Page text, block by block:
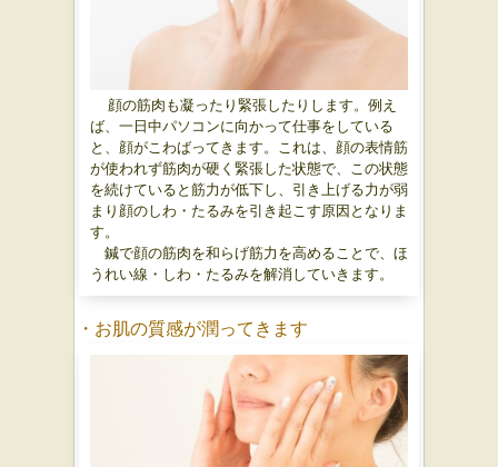
顔の筋肉も凝ったり緊張したりします。例え
ば、一日中パソコンに向かって仕事をしている
と、顔がこわばってきます。これは、顔の表情筋
が使われず筋肉が硬く緊張した状態で、この状態
を続けていると筋力が低下し、引き上げる力が弱
まり顔のしわ・たるみを引き起こす原因となりま
す。
鍼で顔の筋肉を和らげ筋力を高めることで、ほ
うれい線・しわ・たるみを解消していきます。
・お肌の質感が潤ってきます